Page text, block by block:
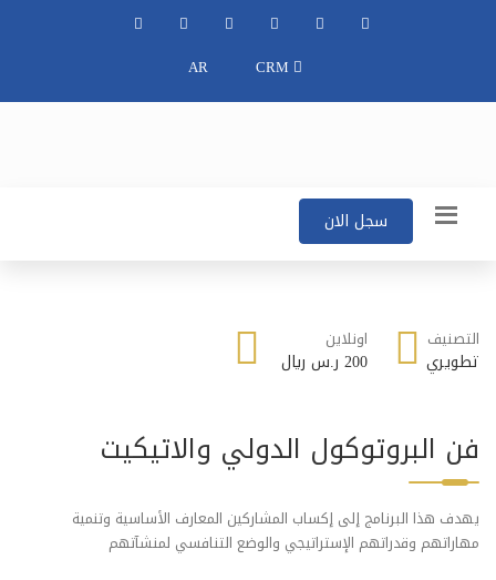
سجل الان
التصنيف
تطويري
اونلاين
200 ر.س ريال
فن البروتوكول الدولي والاتيكيت
يهدف هذا البرنامج إلى إكساب المشاركين المعارف الأساسية وتنمية
مهاراتهم وقدراتهم الإستراتيجي والوضع التنافسي لمنشآتهم